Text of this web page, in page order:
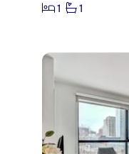
1
1